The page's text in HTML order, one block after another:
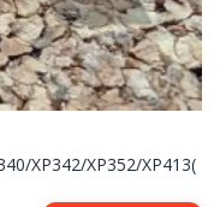
XP342/XP352/XP413(